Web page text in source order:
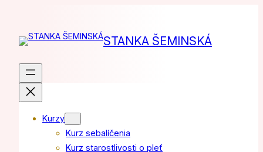
obsah
STANKA ŠEMINSKÁ
Kurzy
Kurz sebalíčenia
Kurz starostlivosti o pleť